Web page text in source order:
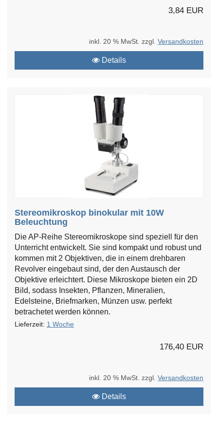
3,84 EUR
inkl. 20 % MwSt. zzgl. Versandkosten
Details
Stereomikroskop binokular mit 10W
Beleuchtung
Die AP-Reihe Stereomikroskope sind speziell für den
Unterricht entwickelt. Sie sind kompakt und robust und
kommen mit 2 Objektiven, die in einem drehbaren
Revolver eingebaut sind, der den Austausch der
Objektive erleichtert. Diese Mikroskope bieten ein 2D
Bild, sodass Insekten, Pflanzen, Mineralien,
Edelsteine​​, Briefmarken, Münzen usw. perfekt
betrachetet werden können.
Lieferzeit: 1 Woche
176,40 EUR
inkl. 20 % MwSt. zzgl. Versandkosten
Details